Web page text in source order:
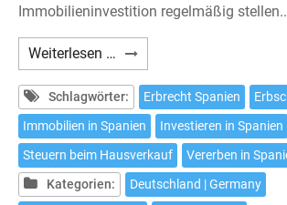
Immobilieninvestition regelmäßig
Weiterlesen … Carballo/Hoffmann/Jarfe:
Immobilien
in
Spanien
–
Neunte
Auflage
Schlagwörter: Erbrecht Spanien
Immobilien in Spanien
Investieren in Spanien
Steuern beim Hausverkauf
Vererben in
Kategorien:
Deutschland | Germany